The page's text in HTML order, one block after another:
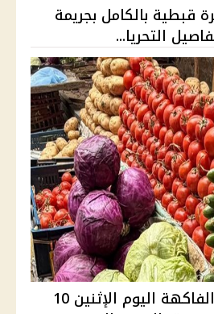
قبطية بالكامل بجريمة
التحريا...
أسعار الخضروات والفاكهة اليوم الإثنين 10